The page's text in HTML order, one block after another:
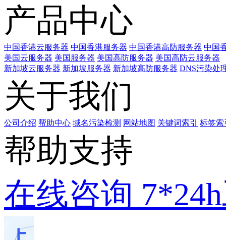
产品中心
中国香港云服务器 中国香港服务器 中国香港高防服务器 中国
美国云服务器 美国服务器 美国高防服务器 美国高防云服务器
新加坡云服务器 新加坡服务器 新加坡高防服务器 DNS污染处
关于我们
公司介绍 帮助中心 域名污染检测 网站地图 关键词索引 标签索
帮助支持
在线咨询